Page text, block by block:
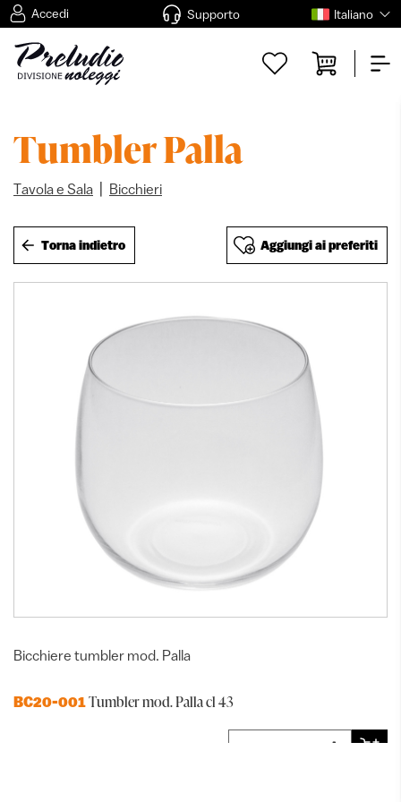
Accedi Supporto Italiano
Tumbler Palla
Tavola e Sala Bicchieri
Torna indietro Aggiungi ai preferiti
Bicchiere tumbler mod. Palla
BC20-001Tumbler mod. Palla cl 43